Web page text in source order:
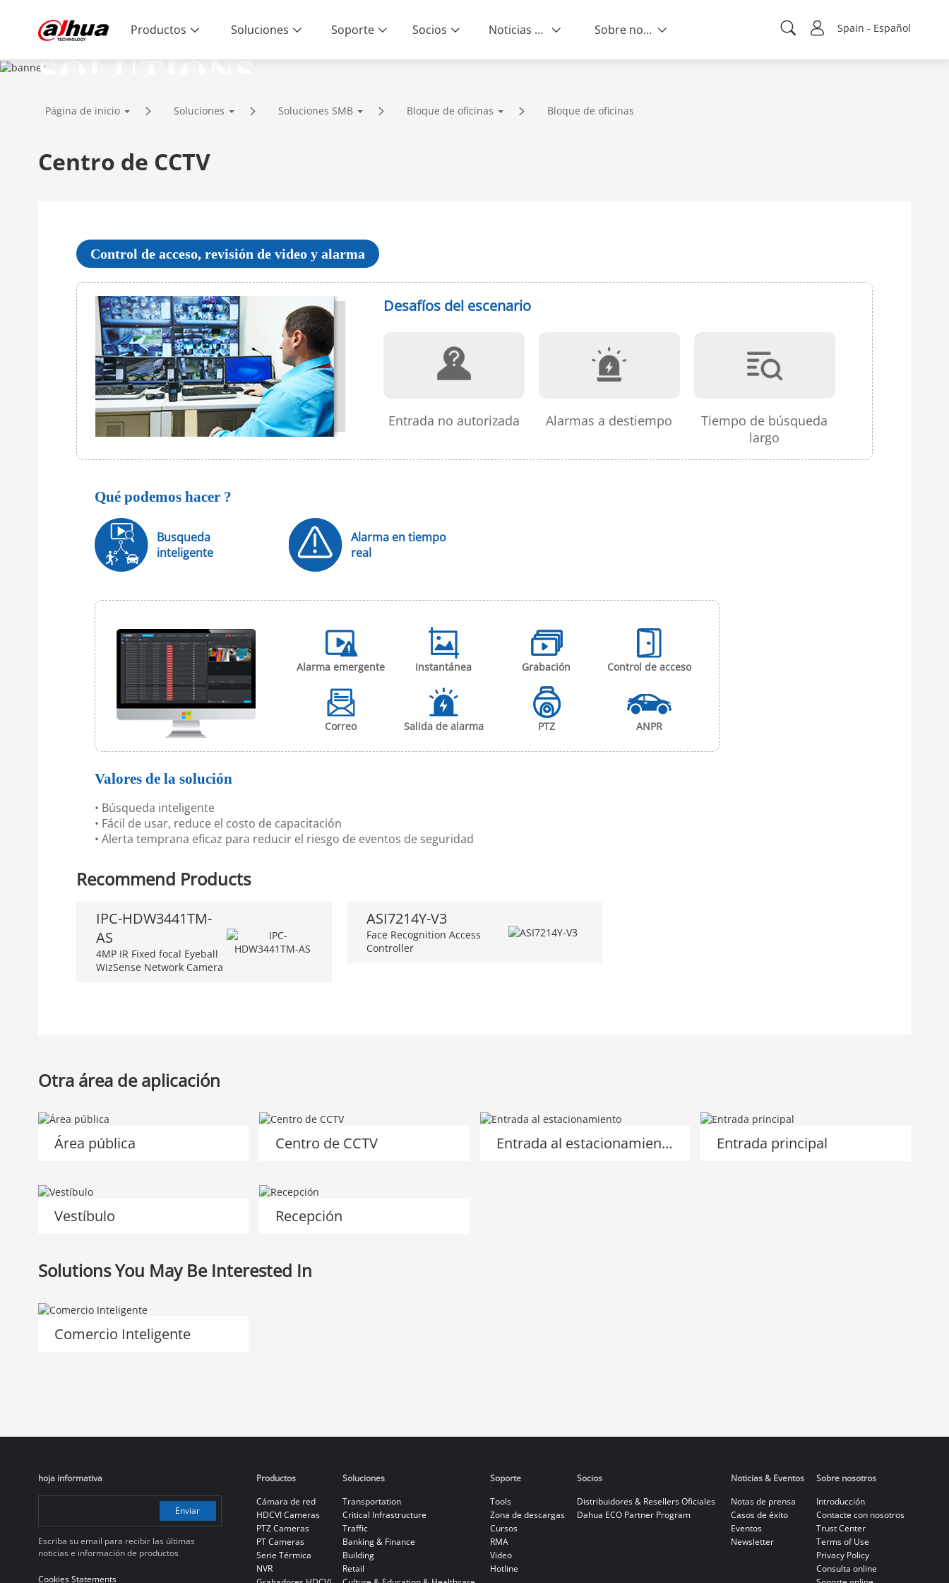
Spain - Español
Productos Soluciones Soporte Socios Noticias & Eventos Sobre nosotros
SOLUTIONS
Innovative Technology | Reliable Quality | End-to-End Service
Página de inicio Soluciones Soluciones SMB Bloque de oficinas Bloque de oficinas
Centro de CCTV
Control de acceso, revisión de video y alarma
Desafíos del escenario
Entrada no autorizada Alarmas a destiempo
Tiempo de búsqueda
largo
Qué podemos hacer ?
Busqueda
inteligente
Alarma en tiempo
real
Alarma emergente Instantánea Grabación Control de acceso
Correo Salida de alarma PTZ ANPR
Valores de la solución
• Búsqueda inteligente
• Fácil de usar, reduce el costo de capacitación
• Alerta temprana eficaz para reducir el riesgo de eventos de seguridad
Recommend Products
IPC-HDW3441TM-
AS
4MP IR Fixed focal Eyeball
WizSense Network Camera
ASI7214Y-V3
Face Recognition Access
Controller
Otra área de aplicación
Área pública Centro de CCTV Entrada al estacionamiento Entrada principal
Vestíbulo Recepción
Solutions You May Be Interested In
Comercio Inteligente
hoja informativa
Enviar
Escriba su email para recibir las últimas
noticias e información de productos
Cookies Statements
Productos
Cámara de red
HDCVI Cameras
PTZ Cameras
PT Cameras
Serie Térmica
NVR
Soluciones
Transportation
Critical Infrastructure
Traffic
Banking & Finance
Building
Retail
Soporte
Tools
Zona de descargas
Cursos
RMA
Video
Hotline
Socios
Distribuidores & Resellers Oficiales
Dahua ECO Partner Program
Noticias & Eventos
Notas de prensa
Casos de éxito
Eventos
Newsletter
Sobre nosotros
Introducción
Contacte con nosotros
Trust Center
Terms of Use
Privacy Policy
Consulta online